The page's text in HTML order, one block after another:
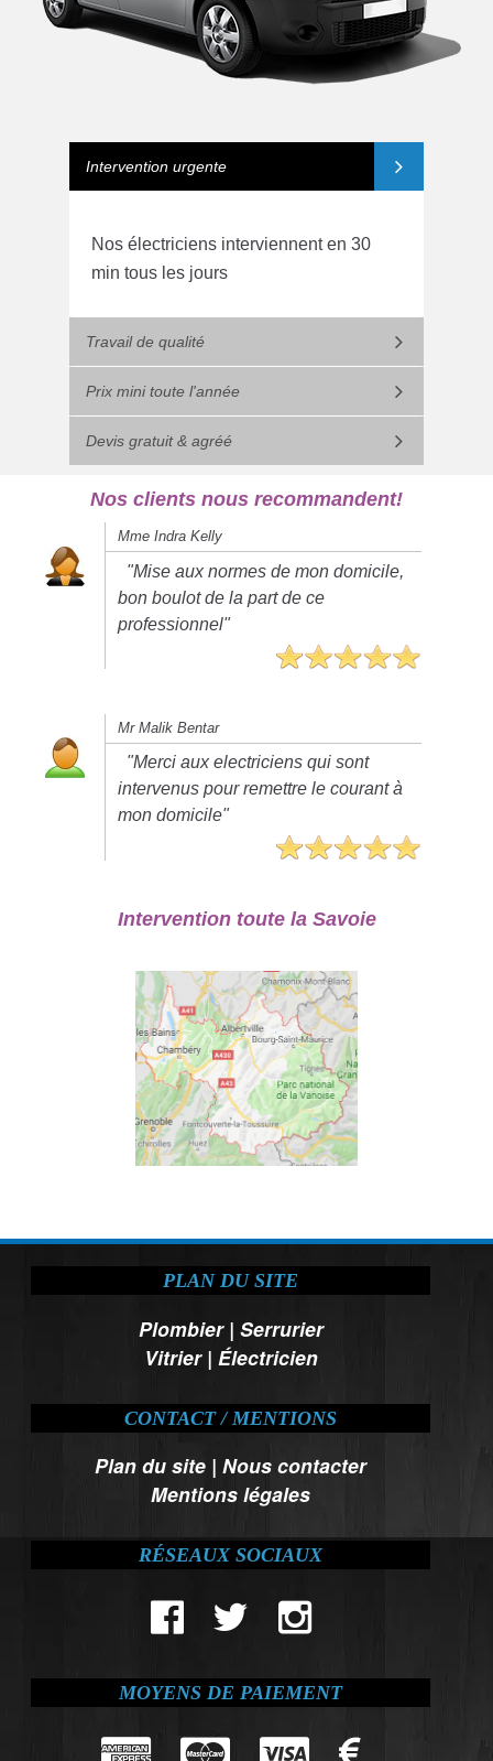
Intervention urgente
Nos électriciens interviennent en 30
min tous les jours
Travail de qualité
Prix mini toute l'année
Devis gratuit & agréé
Nos clients nous recommandent!
Mme Indra Kelly
"Mise aux normes de mon domicile,
bon boulot de la part de ce
professionnel"
Mr Malik Bentar
"Merci aux electriciens qui sont
intervenus pour remettre le courant à
mon domicile"
Intervention toute la Savoie
PLAN DU SITE
Plombier| Serrurier
Vitrier| Électricien
CONTACT / MENTIONS
Plan du site |Nous contacter
Mentions légales
RÉSEAUX SOCIAUX
MOYENS DE PAIEMENT